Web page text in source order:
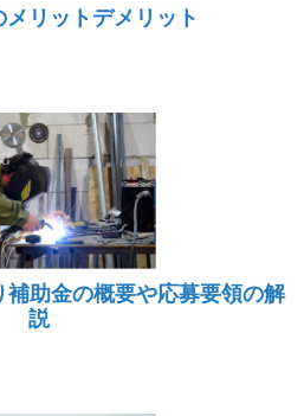
リットデメリット
助金の概要や応募要領の解
説